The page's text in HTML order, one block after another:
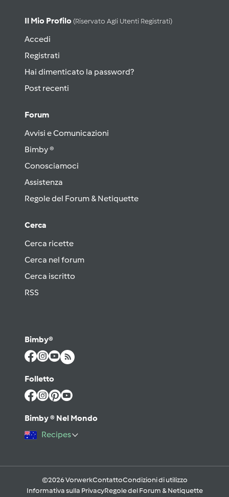
Il Mio Profilo (riservato Agli Utenti Registrati)
Accedi
Registrati
Hai dimenticato la password?
Post recenti
Forum
Avvisi e Comunicazioni
Bimby ®
Conosciamoci
Assistenza
Regole del Forum & Netiquette
Cerca
Cerca ricette
Cerca nel forum
Cerca iscritto
RSS
Bimby®
Folletto
Bimby ® Nel Mondo
Recipes
©2026 VorwerkContattoCondizioni di utilizzo
Informativa sulla PrivacyRegole del Forum & Netiquette